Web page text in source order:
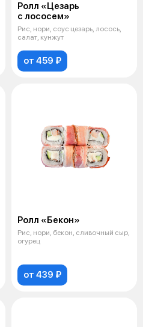
Ролл «Цезарь
с лососем»
Рис, нори, соус цезарь, лосось,
салат, кунжут
от 459 ₽
Ролл «Бекон»
Рис, нори, бекон, сливочный сыр,
огурец
от 439 ₽